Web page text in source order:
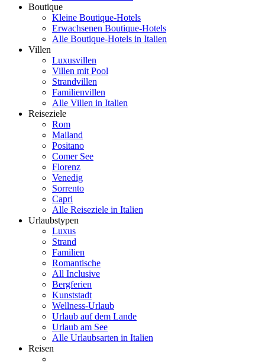
Boutique
Kleine Boutique-Hotels
Erwachsenen Boutique-Hotels
Alle Boutique-Hotels in Italien
Villen
Luxusvillen
Villen mit Pool
Strandvillen
Familienvillen
Alle Villen in Italien
Reiseziele
Rom
Mailand
Positano
Comer See
Florenz
Venedig
Sorrento
Capri
Alle Reiseziele in Italien
Urlaubstypen
Luxus
Strand
Familien
Romantische
All Inclusive
Bergferien
Kunststadt
Wellness-Urlaub
Urlaub auf dem Lande
Urlaub am See
Alle Urlaubsarten in Italien
Reisen